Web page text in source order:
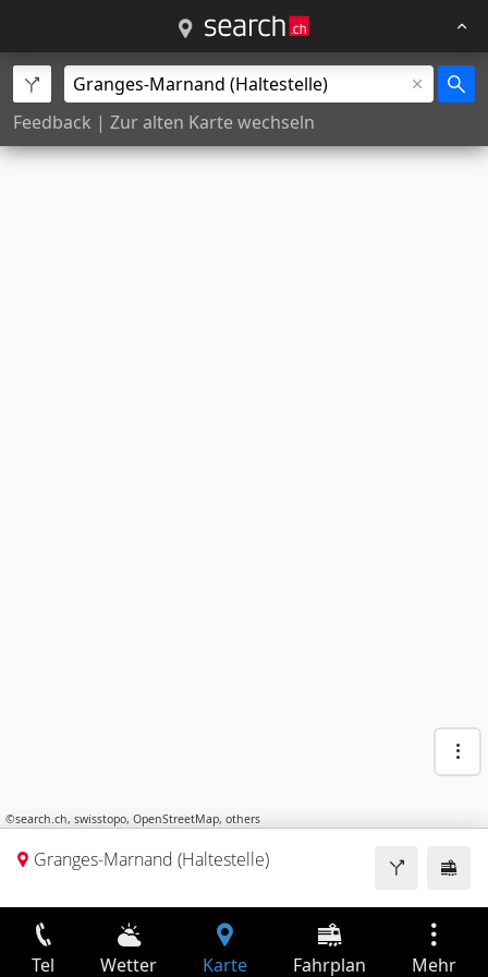
Feedback | Zur alten Karte wechseln
©search.ch, swisstopo, OpenStreetMap, others
Granges-Marnand (Haltestelle)
Tel Wetter Karte Fahrplan Mehr